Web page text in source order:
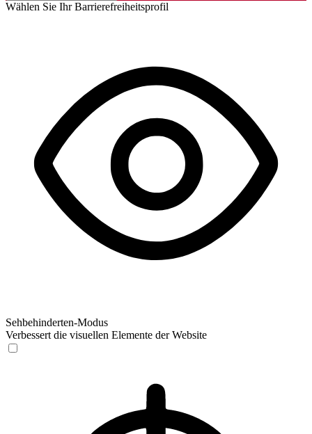
Wählen Sie Ihr Barrierefreiheitsprofil
Sehbehinderten-Modus
Verbessert die visuellen Elemente der Website